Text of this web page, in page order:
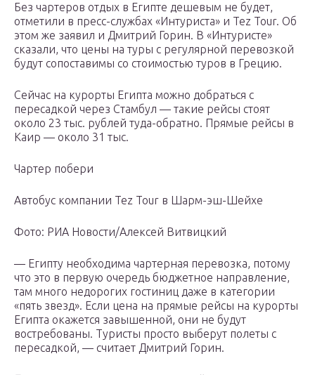
Без чартеров отдых в Египте дешевым не будет,
отметили в пресс-службах «Интуриста» и Tez Tour. Об
этом же заявил и Дмитрий Горин. В «Интуристе»
сказали, что цены на туры с регулярной перевозкой
будут сопоставимы со стоимостью туров в Грецию.
Сейчас на курорты Египта можно добраться с
пересадкой через Стамбул — такие рейсы стоят
около 23 тыс. рублей туда-обратно. Прямые рейсы в
Каир — около 31 тыс.
Чартер побери
Автобус компании Tez Tour в Шарм-эш-Шейхе
Фото: РИА Новости/Алексей Витвицкий
— Египту необходима чартерная перевозка, потому
что это в первую очередь бюджетное направление,
там много недорогих гостиниц даже в категории
«пять звезд». Если цена на прямые рейсы на курорты
Египта окажется завышенной, они не будут
востребованы. Туристы просто выберут полеты с
пересадкой, — считает Дмитрий Горин.